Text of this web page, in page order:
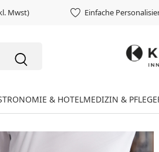
Mwst) Einfache
& HOTELMEDIZIN & PFLEGE